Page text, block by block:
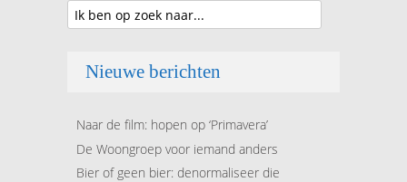
Nieuwe berichten
Naar de film: hopen op ‘Primavera’
De Woongroep voor iemand anders
Bier of geen bier: denormaliseer die